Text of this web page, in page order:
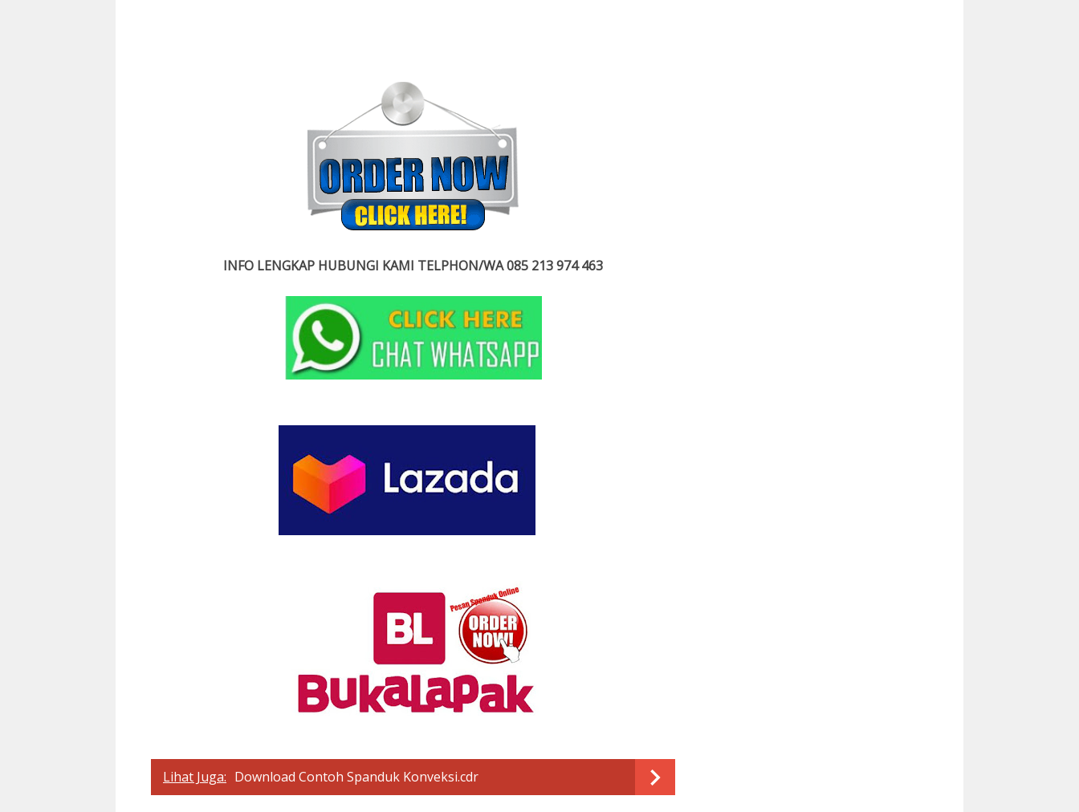
INFO LENGKAP HUBUNGI KAMI TELPHON/WA 085 213 974 463
Lihat Juga: Download Contoh Spanduk Konveksi.cdr